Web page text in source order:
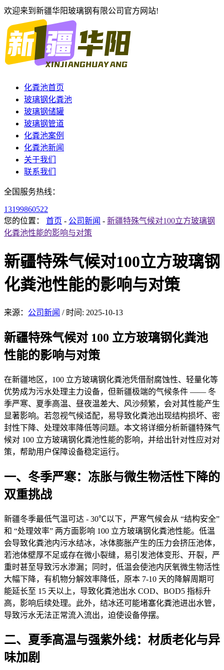
欢迎来到新疆华阳玻璃钢有限公司官方网站!
化粪池首页
玻璃钢化粪池
玻璃钢储罐
玻璃钢管道
化粪池案例
化粪池新闻
关于我们
联系我们
全国服务热线：
13199860522
您的位置： 首页 - 公司新闻 - 新疆特殊气候对100立方玻璃钢
化粪池性能的影响与对策
新疆特殊气候对100立方玻璃钢
化粪池性能的影响与对策
来源： 公司新闻 / 时间: 2025-10-13
新疆特殊气候对 100 立方玻璃钢化粪池
性能的影响与对策
在新疆地区，100 立方玻璃钢化粪池凭借耐腐蚀性、轻量化等
优势成为污水处理主力设备，但新疆极端的气候条件 —— 冬
季严寒、夏季高温、昼夜温差大、风沙频繁，会对其性能产生
显著影响。若忽视气候适配，易导致化粪池出现结构损坏、密
封性下降、处理效率降低等问题。本文将详细分析新疆特殊气
候对 100 立方玻璃钢化粪池性能的影响，并给出针对性应对对
策，帮助用户保障设备稳定运行。
一、冬季严寒：冻胀与微生物活性下降的
双重挑战
新疆冬季最低气温可达 - 30℃以下，严寒气候会从 “结构安全”
和 “处理效率” 两方面影响 100 立方玻璃钢化粪池性能。低温
会导致化粪池内污水结冰，冰体膨胀产生的压力会挤压池体，
若池体壁厚不足或存在微小裂缝，易引发池体变形、开裂，严
重时甚至导致污水渗漏；同时，低温会使池内厌氧微生物活性
大幅下降，有机物分解效率降低，原本 7-10 天的降解周期可
能延长至 15 天以上，导致化粪池出水 COD、BOD5 指标升
高，影响后续处理。此外，结冰还可能堵塞化粪池进出水管，
导致污水无法正常流入流出，迫使设备停摆。
二、夏季高温与强紫外线： 材质老化与异
味加剧